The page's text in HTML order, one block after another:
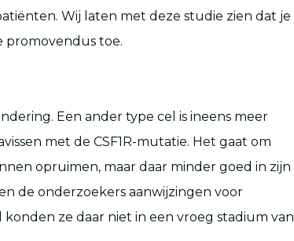
Wij laten met deze studie zien dat je
promovendus toe.
Een ander type cel is ineens meer
met de CSF1R-mutatie. Het gaat om
opruimen, maar daar minder goed in zijn
de onderzoekers aanwijzingen voor
ze daar niet in een vroeg stadium van